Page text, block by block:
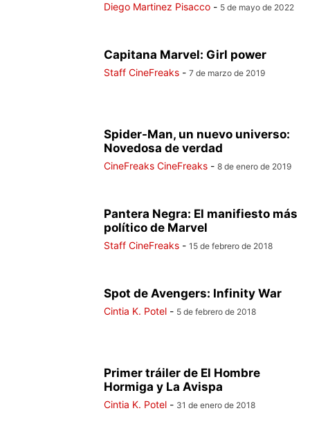
Diego Martinez Pisacco - 5 de mayo de 2022
Capitana Marvel: Girl power
Staff CineFreaks - 7 de marzo de 2019
Spider-Man, un nuevo universo:
Novedosa de verdad
CineFreaks CineFreaks - 8 de enero de 2019
Pantera Negra: El manifiesto más
político de Marvel
Staff CineFreaks - 15 de febrero de 2018
Spot de Avengers: Infinity War
Cintia K. Potel - 5 de febrero de 2018
Primer tráiler de El Hombre
Hormiga y La Avispa
Cintia K. Potel - 31 de enero de 2018